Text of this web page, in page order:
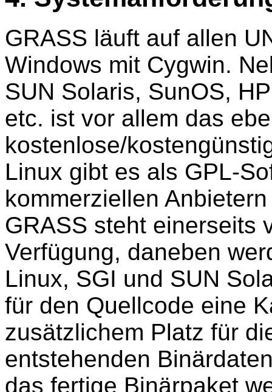
GRASS läuft auf allen
Windows mit Cygwin.
SUN Solaris, SunOS,
etc. ist vor allem das
kostenlose/
Linux gibt es als GPL-
kommerziellen
GRASS steht einerseits
Verfügung, daneben
Linux, SGI und SUN
für den Quellcode eine
zusätzlichem Platz für
entstehenden
das fertige Binärpaket